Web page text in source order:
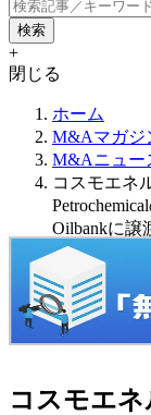
+
閉じる
ホーム
M&Aマガジ
M&Aニュー
コスモエネ
Oilbankに譲
コスモエ